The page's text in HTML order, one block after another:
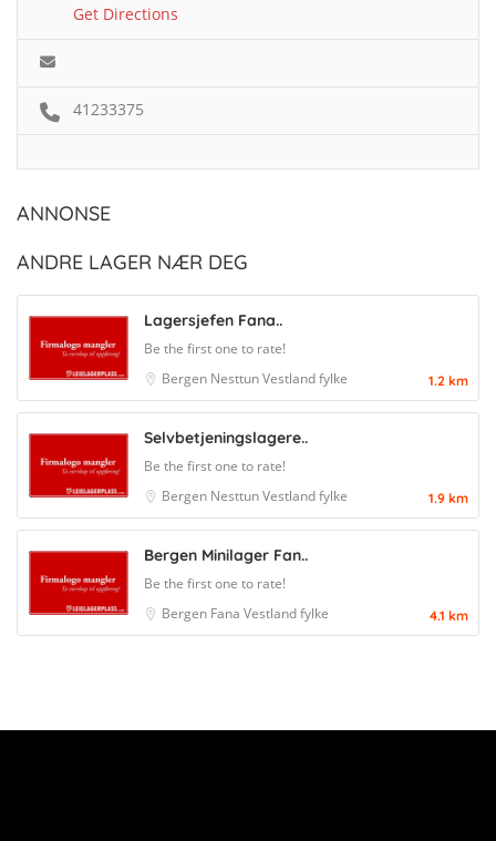
Get Directions
41233375
ANNONSE
ANDRE LAGER NÆR DEG
Lagersjefen Fana..
Be the first one to rate!
Bergen NesttunVestland fylke 1.2 km
Selvbetjeningslagere..
Be the first one to rate!
Bergen NesttunVestland fylke 1.9 km
Bergen Minilager Fan..
Be the first one to rate!
Bergen Fana Vestland fylke 4.1 km